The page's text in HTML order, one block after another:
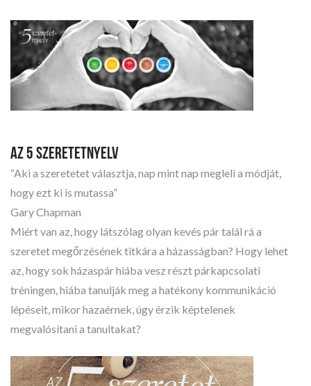
AZ 5 SZERETETNYELV
“Aki a szeretetet választja, nap mint nap megleli a módját,
hogy ezt ki is mutassa”
Gary Chapman
Miért van az, hogy látszólag olyan kevés pár talál rá a
szeretet megőrzésének titkára a házasságban? Hogy lehet
az, hogy sok házaspár hiába vesz részt párkapcsolati
tréningen, hiába tanulják meg a hatékony kommunikáció
lépéseit, mikor hazaérnek, úgy érzik képtelenek
megvalósítani a tanultakat?